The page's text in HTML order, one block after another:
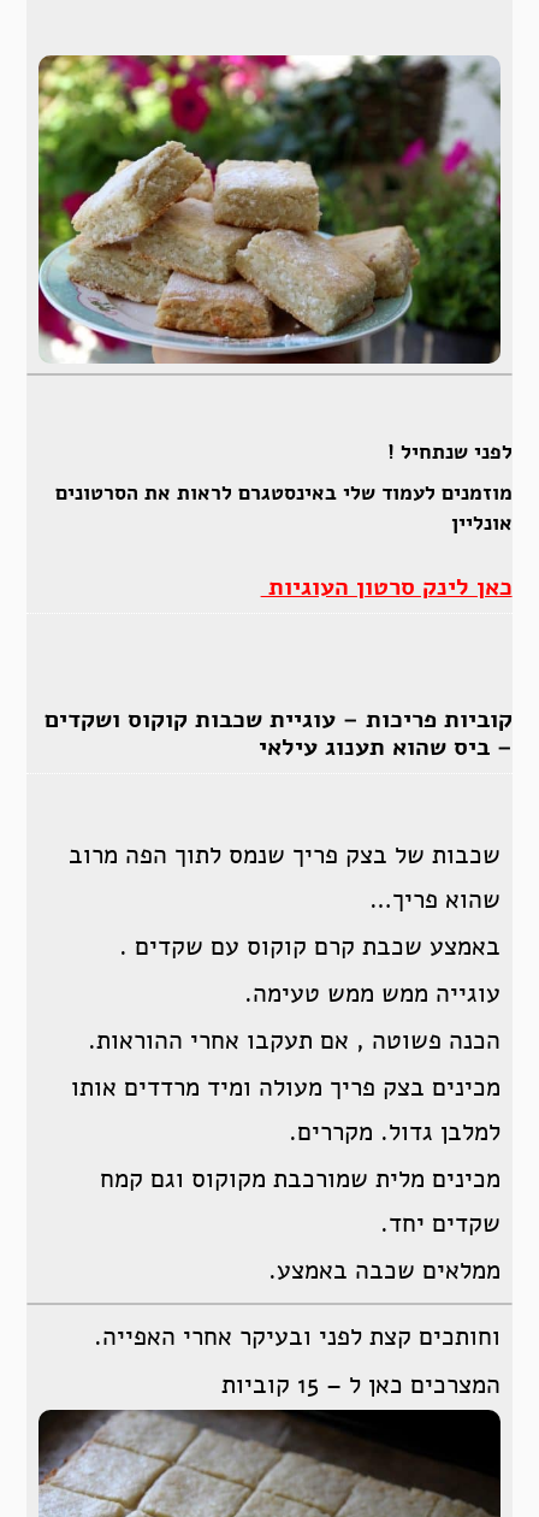
לפני שנתחיל !
מוזמנים לעמוד שלי באינסטגרם לראות את הסרטונים
אונליין
כאן לינק סרטון העוגיות
קוביות פריכות – עוגיית שכבות קוקוס ושקדים
– ביס שהוא תענוג עילאי
שכבות של בצק פריך שנמס לתוך הפה מרוב
שהוא פריך…
באמצע שכבת קרם קוקוס עם שקדים .
עוגייה ממש ממש טעימה.
הכנה פשוטה , אם תעקבו אחרי ההוראות.
מכינים בצק פריך מעולה ומיד מרדדים אותו
למלבן גדול. מקררים.
מכינים מלית שמורכבת מקוקוס וגם קמח
שקדים יחד.
ממלאים שכבה באמצע.
וחותכים קצת לפני ובעיקר אחרי האפייה.
המצרכים כאן ל – 15 קוביות